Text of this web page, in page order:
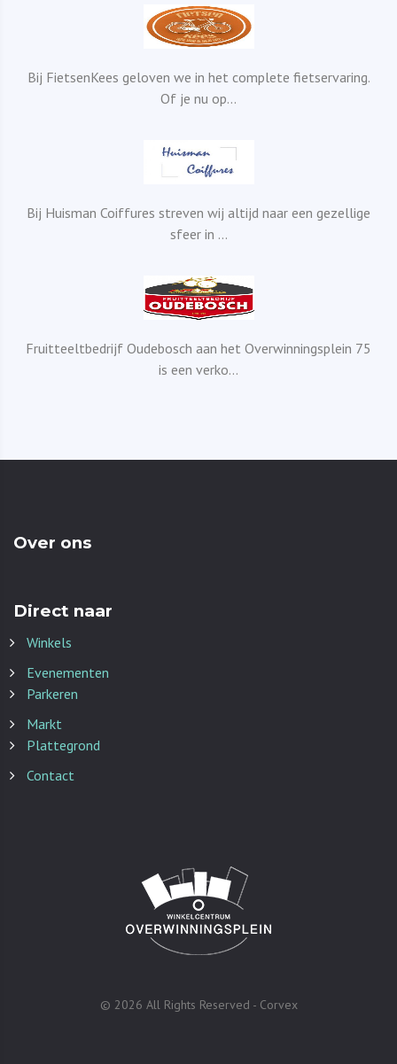
Bij FietsenKees geloven we in het complete fietservaring.
Of je nu op...
Bij Huisman Coiffures streven wij altijd naar een gezellige
sfeer in ...
Fruitteeltbedrijf Oudebosch aan het Overwinningsplein 75
is een verko...
Over ons
Direct naar
Winkels
Evenementen
Parkeren
Markt
Plattegrond
Contact
© 2026 All Rights Reserved - Corvex